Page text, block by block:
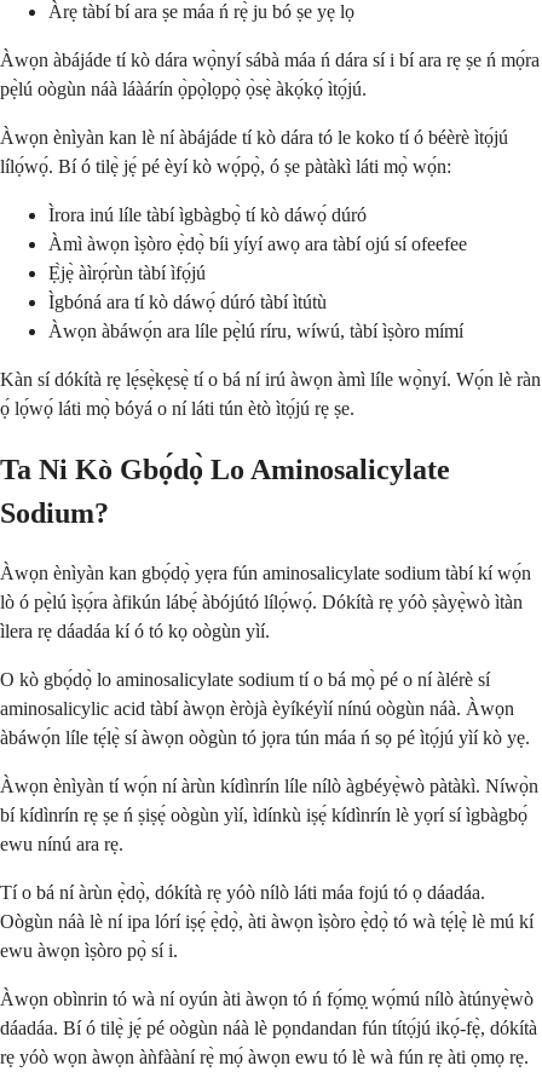
Àrẹ tàbí bí ara ṣe máa ń rẹ̀ ju bó ṣe yẹ lọ
Àwọn àbájáde tí kò dára wọ̀nyí sábà máa ń dára sí i bí ara rẹ ṣe ń mọ́ra
pẹ̀lú oògùn náà láàárín ọ̀pọ̀lọpọ̀ ọ̀sẹ̀ àkọ́kọ́ ìtọ́jú.
Àwọn ènìyàn kan lè ní àbájáde tí kò dára tó le koko tí ó béèrè ìtọ́jú
lílọ́wọ́. Bí ó tilẹ̀ jẹ́ pé èyí kò wọ́pọ̀, ó ṣe pàtàkì láti mọ̀ wọ́n:
Ìrora inú líle tàbí ìgbàgbọ̀ tí kò dáwọ́ dúró
Àmì àwọn ìṣòro ẹ̀dọ̀ bíi yíyí awọ ara tàbí ojú sí ofeefee
Ẹ̀jẹ̀ àìrọ́rùn tàbí ìfọ́jú
Ìgbóná ara tí kò dáwọ́ dúró tàbí ìtútù
Àwọn àbáwọ́n ara líle pẹ̀lú ríru, wíwú, tàbí ìṣòro mímí
Kàn sí dókítà rẹ lẹ́sẹ̀kẹsẹ̀ tí o bá ní irú àwọn àmì líle wọ̀nyí. Wọ́n lè ràn
ọ́ lọ́wọ́ láti mọ̀ bóyá o ní láti tún ètò ìtọ́jú rẹ ṣe.
Ta Ni Kò Gbọ́dọ̀ Lo Aminosalicylate
Sodium?
Àwọn ènìyàn kan gbọ́dọ̀ yẹra fún aminosalicylate sodium tàbí kí wọ́n
lò ó pẹ̀lú ìṣọ́ra àfikún lábẹ́ àbójútó lílọ́wọ́. Dókítà rẹ yóò ṣàyẹ̀wò ìtàn
ìlera rẹ dáadáa kí ó tó kọ oògùn yìí.
O kò gbọ́dọ̀ lo aminosalicylate sodium tí o bá mọ̀ pé o ní àlérè sí
aminosalicylic acid tàbí àwọn èròjà èyíkéyìí nínú oògùn náà. Àwọn
àbáwọ́n líle tẹ́lẹ̀ sí àwọn oògùn tó jọra tún máa ń sọ pé ìtọ́jú yìí kò yẹ.
Àwọn ènìyàn tí wọ́n ní àrùn kídìnrín líle nílò àgbéyẹ̀wò pàtàkì. Níwọ̀n
bí kídìnrín rẹ ṣe ń ṣiṣẹ́ oògùn yìí, ìdínkù iṣẹ́ kídìnrín lè yọrí sí ìgbàgbọ́
ewu nínú ara rẹ.
Tí o bá ní àrùn ẹ̀dọ̀, dókítà rẹ yóò nílò láti máa fojú tó ọ dáadáa.
Oògùn náà lè ní ipa lórí iṣẹ́ ẹ̀dọ̀, àti àwọn ìṣòro ẹ̀dọ̀ tó wà tẹ́lẹ̀ lè mú kí
ewu àwọn ìṣòro pọ̀ sí i.
Àwọn obìnrin tó wà ní oyún àti àwọn tó ń fọ́mọ̣ wọ́mú nílò àtúnyẹ̀wò
dáadáa. Bí ó tilẹ̀ jẹ́ pé oògùn náà lè pọndandan fún títọ́jú ikọ́-fẹ̀, dókítà
rẹ yóò wọn àwọn àǹfààní rẹ̀ mọ́ àwọn ewu tó lè wà fún rẹ àti ọmọ rẹ.